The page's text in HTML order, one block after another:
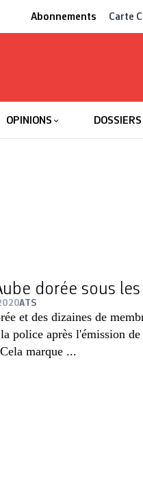
Abonnements Carte
OPINIONS DOSSIERS
dorée sous
ATS
et des dizaines de
police après l'émission
marque ...